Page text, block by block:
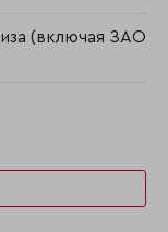
(включая ЗАО